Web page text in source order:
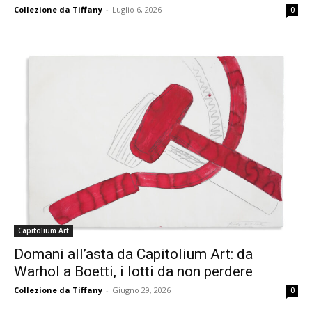
Collezione da Tiffany - Luglio 6, 2026 0
Capitolium Art
Domani all’asta da Capitolium Art: da
Warhol a Boetti, i lotti da non perdere
Collezione da Tiffany - Giugno 29, 2026 0